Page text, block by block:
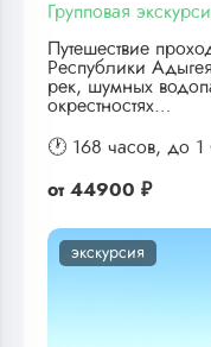
Групповая
Путешествие
Республики
рек, шумных
окрестностях…
🕐 168 часов, до 1
от 44900 ₽
экскурсия